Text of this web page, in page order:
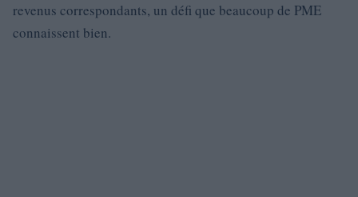
revenus correspondants, un défi que beaucoup de PME
connaissent bien.